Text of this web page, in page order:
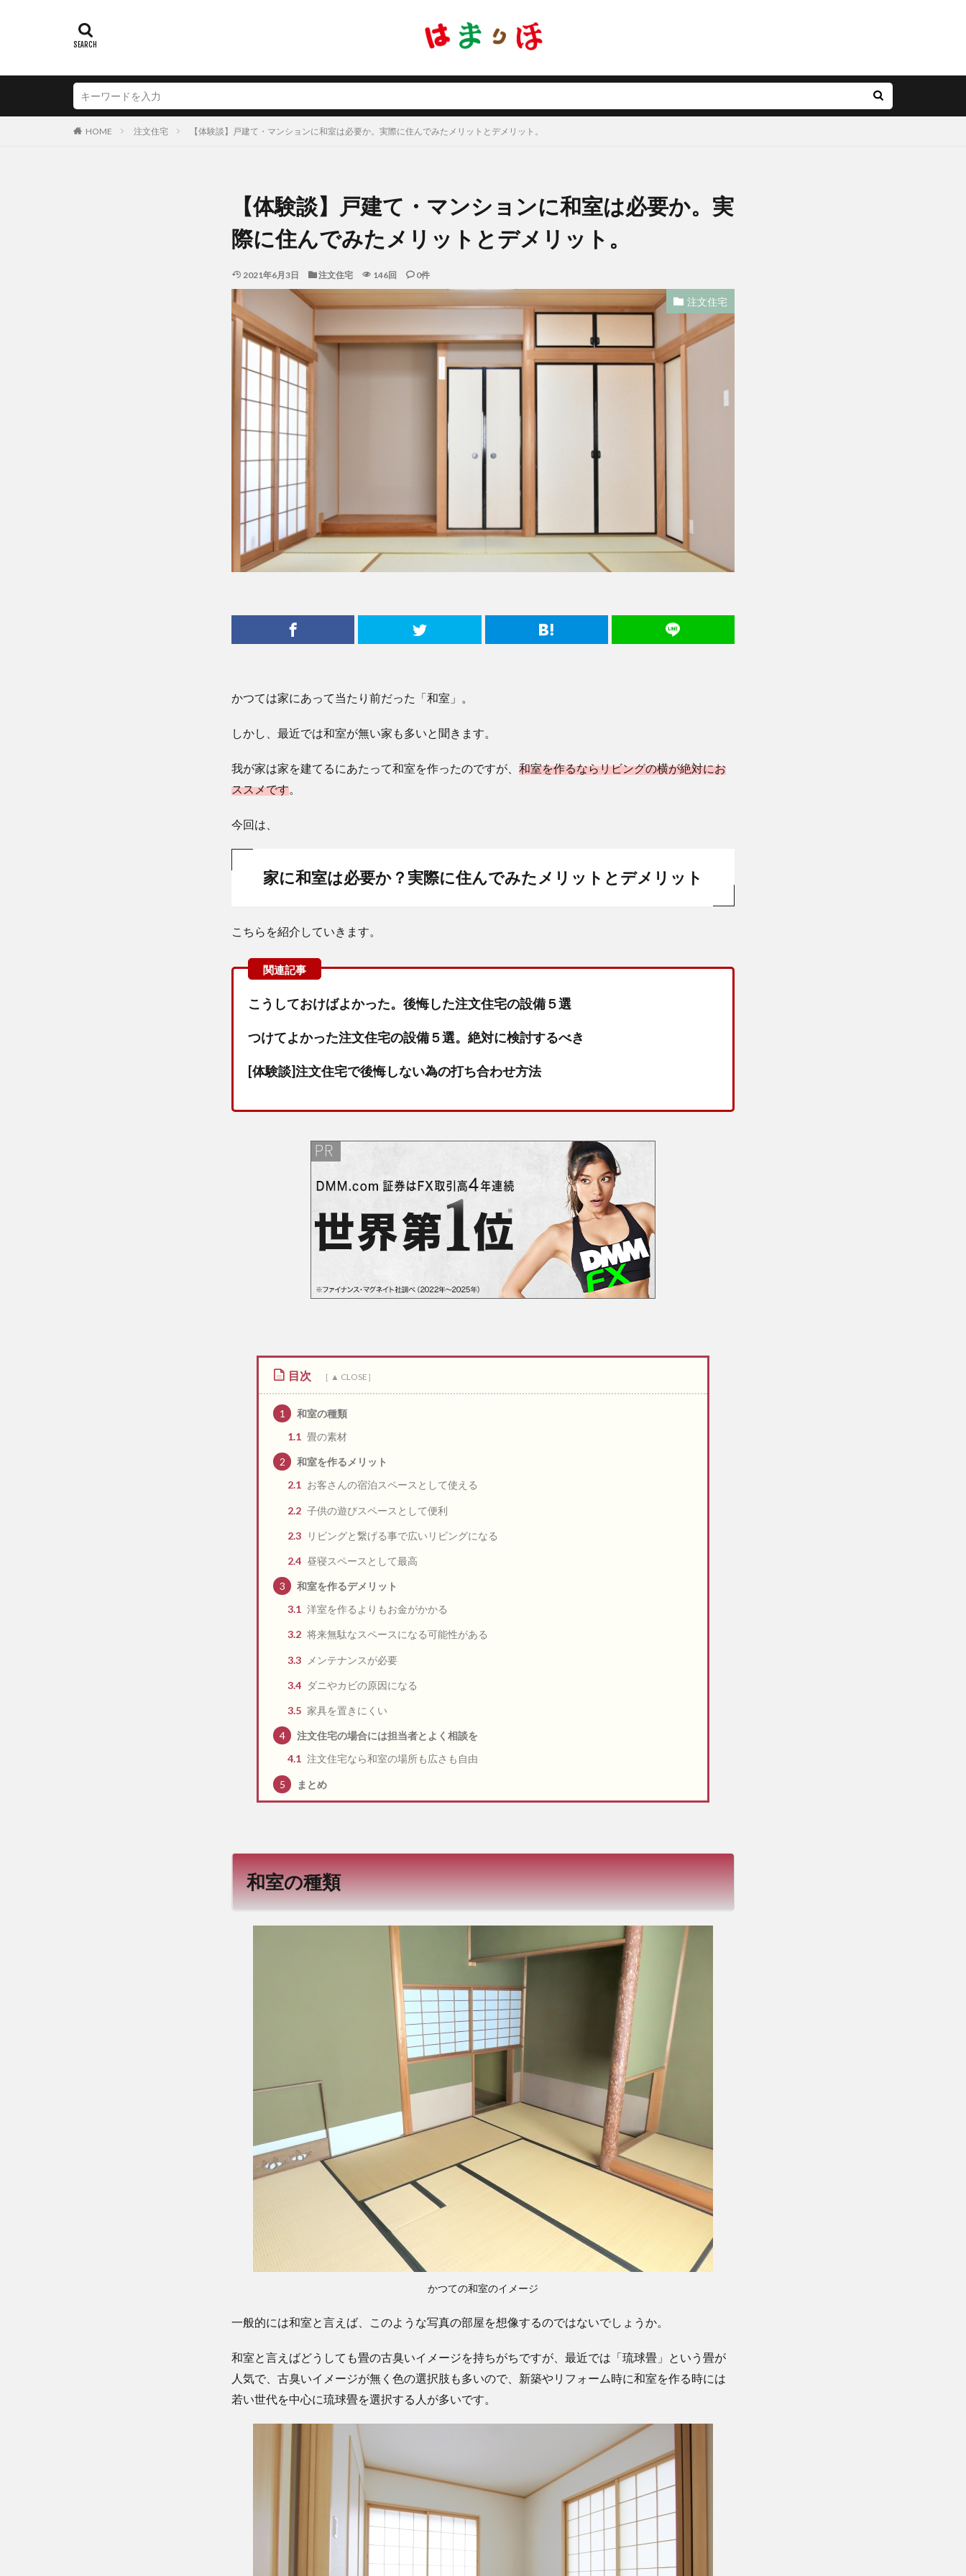
HOME 注文住宅 【体験談】戸建て・マンションに和室は必要か。実際に住んでみたメリットとデメリット。
【体験談】戸建て・マンションに和室は必要か。実
際に住んでみたメリットとデメリット。
2021年6月3日 注文住宅 146回 0件
注文住宅
かつては家にあって当たり前だった「和室」。
しかし、最近では和室が無い家も多いと聞きます。
我が家は家を建てるにあたって和室を作ったのですが、 和室を作るならリビングの横が絶対にお
ススメです
今回は、
家に和室は必要か？実際に住んでみたメリットとデメリット
こちらを紹介していきます。
こうしておけばよかった。後悔した注文住宅の設備５選
つけてよかった注文住宅の設備５選。絶対に検討するべき
[体験談]注文住宅で後悔しない為の打ち合わせ方法
目次
1
和室の種類
1.1 畳の素材
2
和室を作るメリット
2.1 お客さんの宿泊スペースとして使える
2.2 子供の遊びスペースとして便利
2.3 リビングと繋げる事で広いリビングになる
2.4 昼寝スペースとして最高
3
和室を作るデメリット
3.1 洋室を作るよりもお金がかかる
3.2 将来無駄なスペースになる可能性がある
3.3 メンテナンスが必要
3.4 ダニやカビの原因になる
3.5 家具を置きにくい
4
注文住宅の場合には担当者とよく相談を
4.1 注文住宅なら和室の場所も広さも自由
5 まとめ
和室の種類
かつての和室のイメージ
一般的には和室と言えば、このような写真の部屋を想像するのではないでしょうか。
和室と言えばどうしても畳の古臭いイメージを持ちがちですが、最近では「琉球畳」という畳が
人気で、古臭いイメージが無く色の選択肢も多いので、新築やリフォーム時に和室を作る時には
若い世代を中心に琉球畳を選択する人が多いです。